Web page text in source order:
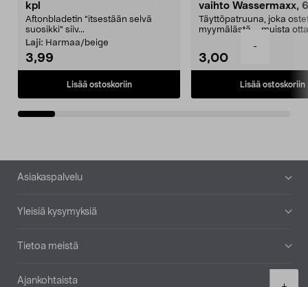
-
kpl
Aftonbladetin "itsestään selvä
suosikki" siiv...
Laji: Harmaa/beige
3,99
Lisää ostoskoriin
vaihto Wassermaxx,
Täyttöpatruuna, joka
myymälästä – muista
3,00
Lisää ostoskoriin
Alatunniste
Asiakaspalvelu
Yleisiä kysymyksiä
Tietoa meistä
Ajankohtaista